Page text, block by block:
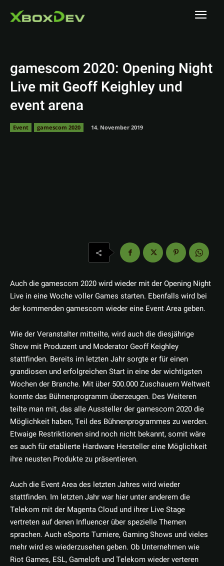
gamescom 2020: Opening Night
Live mit Geoff Keighley und
event arena
Event gamescom 2020 14. November 2019
Auch die gamescom 2020 wird wieder mit der Opening Night
Live in eine Woche voller Games starten. Ebenfalls wird bei
der kommenden gamescom wieder eine Event Area geben.
Wie der Veranstalter mitteilte, wird auch die diesjährige
Show mit Produzent und Moderator Geoff Keighley
stattfinden. Bereits im letzten Jahr sorgte er für einen
grandiosen und erfolgreichen Start in eine der wichtigsten
Wochen der Branche. Mit über 500.000 Zuschauern Weltweit
konnte das Bühnenprogramm überzeugen. Des Weiteren
teilte man mit, das alle Aussteller der gamescom 2020 die
Möglichkeit haben, Teil des Bühnenprogrammes zu werden.
Etwaige Restriktionen sind noch nicht bekannt, somit wäre
es auch für etablierte Hardware Hersteller eine Möglichkeit
ihre neusten Produkte zu präsentieren.
Auch die Event Area des letzten Jahres wird wieder
stattfinden. Im letzten Jahr war hier unter anderem die
Telekom mit der Magenta Cloud und ihrer Live Stage
vertreten auf denen Influencer über spezielle Themen
sprachen. Auch eSports Turniere, Gaming Shows und vieles
mehr wird es wiederzusehen geben. Ob Unternehmen wie
Riot Games, ESL, Gameloft und Telekom wieder verteren